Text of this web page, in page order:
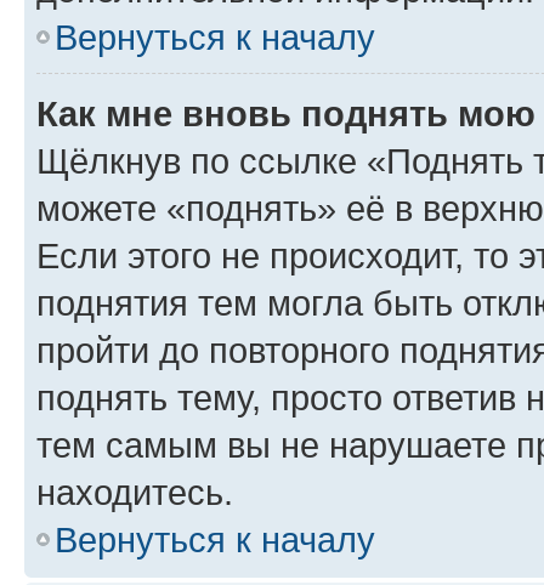
Вернуться к началу
Как мне вновь поднять мою
Щёлкнув по ссылке «Поднять
можете «поднять» её в
Если этого не происходит, то
поднятия тем могла быть
пройти до повторного
поднять тему, просто ответив
тем самым вы не нарушаете
находитесь.
Вернуться к началу